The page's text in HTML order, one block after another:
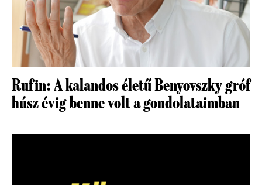
Rufin: A kalandos életű Benyovszky gróf
húsz évig benne volt a gondolataimban